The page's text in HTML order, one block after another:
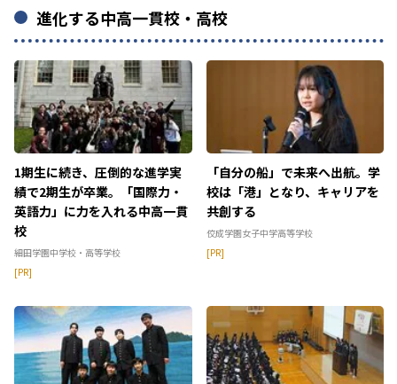
進化する中高一貫校・高校
1期生に続き、圧倒的な進学実
績で2期生が卒業。「国際力・
英語力」に力を入れる中高一貫
校
細田学園中学校・高等学校
[PR]
「自分の船」で未来へ出航。学
校は「港」となり、キャリアを
共創する
佼成学園女子中学高等学校
[PR]